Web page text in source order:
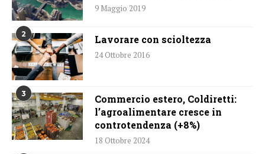
9 Maggio 2019
2 Lavorare con scioltezza
24 Ottobre 2016
3
Commercio estero, Coldiretti:
l’agroalimentare cresce in
controtendenza (+8%)
18 Ottobre 2024